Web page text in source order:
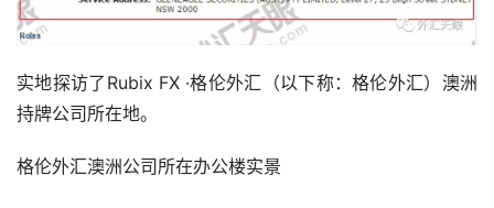
实地探访了Rubix FX ·格伦外汇（以下称：格伦外汇）澳洲
持牌公司所在地。
格伦外汇澳洲公司所在办公楼实景